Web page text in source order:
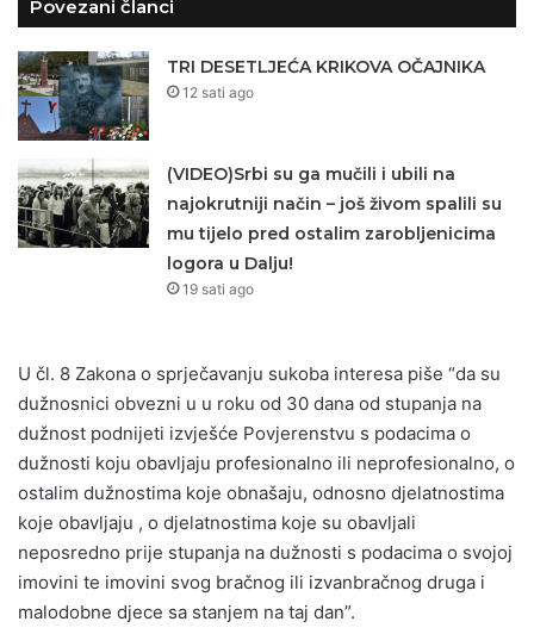
Povezani članci
TRI DESETLJEĆA KRIKOVA OČAJNIKA
12 sati ago
(VIDEO)Srbi su ga mučili i ubili na
najokrutniji način – još živom spalili su
mu tijelo pred ostalim zarobljenicima
logora u Dalju!
19 sati ago
U čl. 8 Zakona o sprječavanju sukoba interesa piše “da su
dužnosnici obvezni u u roku od 30 dana od stupanja na
dužnost podnijeti izvješće Povjerenstvu s podacima o
dužnosti koju obavljaju profesionalno ili neprofesionalno, o
ostalim dužnostima koje obnašaju, odnosno djelatnostima
koje obavljaju , o djelatnostima koje su obavljali
neposredno prije stupanja na dužnosti s podacima o svojoj
imovini te imovini svog bračnog ili izvanbračnog druga i
malodobne djece sa stanjem na taj dan”.